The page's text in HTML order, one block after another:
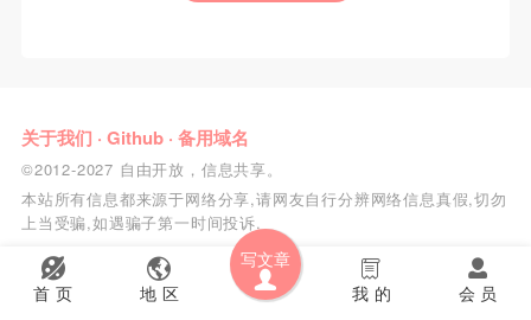
首 页 地 区
写文章
会 员
我 的
关于我们 · Github· 备用域名
©2012-2027 自由开放，信息共享。
本站所有信息都来源于网络分享,请网友自行分辨网络信息真假,切勿
上当受骗,如遇骗子第一时间投诉.